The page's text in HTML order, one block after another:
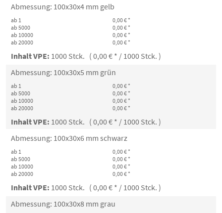
Abmessung: 100x30x4 mm gelb
ab 1
0,00 € *
ab 5000
0,00 € *
ab 10000
0,00 € *
ab 20000
0,00 € *
Inhalt VPE: 1000 Stck. ( 0,00 € * / 1000 Stck. )
Abmessung: 100x30x5 mm grün
ab 1
0,00 € *
ab 5000
0,00 € *
ab 10000
0,00 € *
ab 20000
0,00 € *
Inhalt VPE: 1000 Stck. ( 0,00 € * / 1000 Stck. )
Abmessung: 100x30x6 mm schwarz
ab 1
0,00 € *
ab 5000
0,00 € *
ab 10000
0,00 € *
ab 20000
0,00 € *
Inhalt VPE: 1000 Stck. ( 0,00 € * / 1000 Stck. )
Abmessung: 100x30x8 mm grau